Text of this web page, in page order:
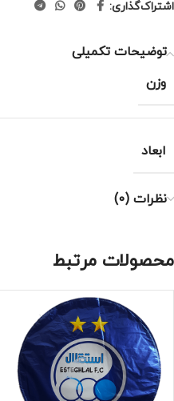
اشتراک‌گذاری:
توضیحات تکمیلی
وزن
ابعاد
نظرات (0)
محصولات مرتبط